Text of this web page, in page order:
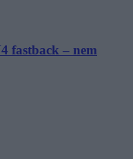
fastback – nem